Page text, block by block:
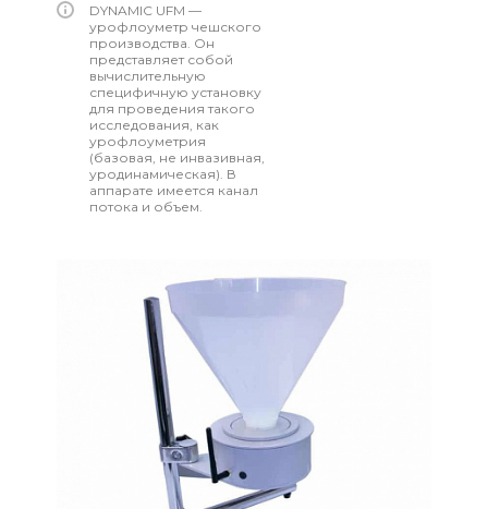
DYNAMIC UFM —
урофлоуметр чешского
производства. Он
представляет собой
вычислительную
специфичную установку
для проведения такого
исследования, как
урофлоуметрия
(базовая, не инвазивная,
уродинамическая). В
аппарате имеется канал
потока и объем.